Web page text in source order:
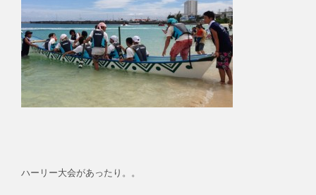
ハーリー大会があったり。。